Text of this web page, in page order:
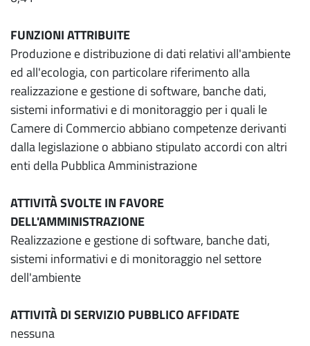
FUNZIONI ATTRIBUITE
Produzione e distribuzione di dati relativi all'ambiente
ed all'ecologia, con particolare riferimento alla
realizzazione e gestione di software, banche dati,
sistemi informativi e di monitoraggio per i quali le
Camere di Commercio abbiano competenze derivanti
dalla legislazione o abbiano stipulato accordi con altri
enti della Pubblica Amministrazione
ATTIVITÀ SVOLTE IN FAVORE
DELL'AMMINISTRAZIONE
Realizzazione e gestione di software, banche dati,
sistemi informativi e di monitoraggio nel settore
dell'ambiente
ATTIVITÀ DI SERVIZIO PUBBLICO AFFIDATE
nessuna